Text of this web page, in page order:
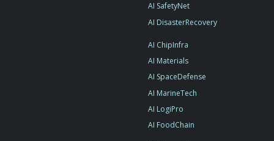
AI SafetyNet
AI DisasterRecovery
AI ChipInfra
AI Materials
AI SpaceDefense
AI MarineTech
AI LogiPro
AI FoodChain